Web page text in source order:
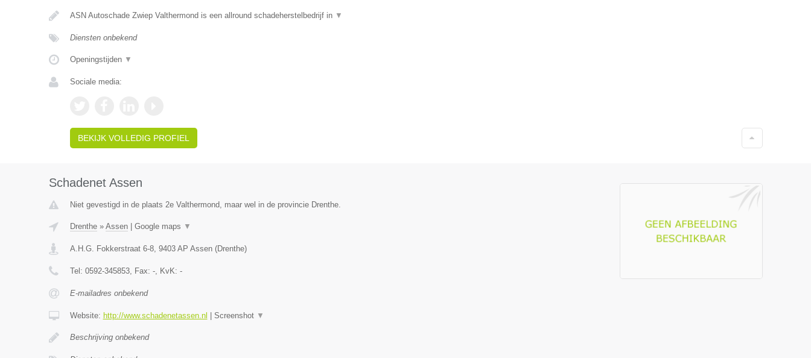
ASN Autoschade Zwiep Valthermond is een allround schadeherstelbedrijf in ▼
Diensten onbekend
Openingstijden ▼
Sociale media:
BEKIJK VOLLEDIG PROFIEL
Schadenet Assen
Niet gevestigd in de plaats 2e Valthermond, maar wel in de provincie Drenthe.
Drenthe» Assen| Google maps ▼
A.H.G. Fokkerstraat 6-8, 9403 AP Assen(Drenthe)
Tel: 0592-345853, Fax: -, KvK: -
E-mailadres onbekend
Website: http://www.schadenetassen.nl Screenshot ▼
Beschrijving onbekend